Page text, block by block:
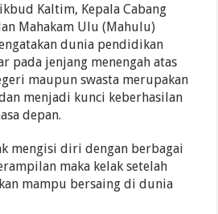
Kaltim, Kepala Cabang
Mahakam Ulu (Mahulu)
dunia pendidikan
pada jenjang menengah atas
maupun swasta merupakan
menjadi kunci keberhasilan
depan.
mengisi diri dengan berbagai
maka kelak setelah
mampu bersaing di dunia